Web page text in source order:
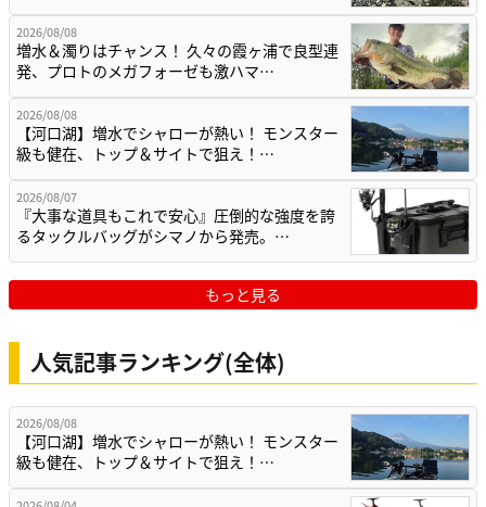
2026/08/08
増水＆濁りはチャンス！ 久々の霞ヶ浦で良型連
発、プロトのメガフォーゼも激ハマ…
2026/08/08
【河口湖】増水でシャローが熱い！ モンスター
級も健在、トップ＆サイトで狙え！…
2026/08/07
『大事な道具もこれで安心』圧倒的な強度を誇
るタックルバッグがシマノから発売。…
もっと見る
人気記事ランキング(全体)
2026/08/08
【河口湖】増水でシャローが熱い！ モンスター
級も健在、トップ＆サイトで狙え！…